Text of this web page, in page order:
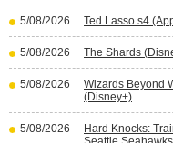
5/08/2026 Ted Lasso s4
5/08/2026 The Shards
5/08/2026
Wizards Beyond
(Disney+)
5/08/2026
Hard Knocks: